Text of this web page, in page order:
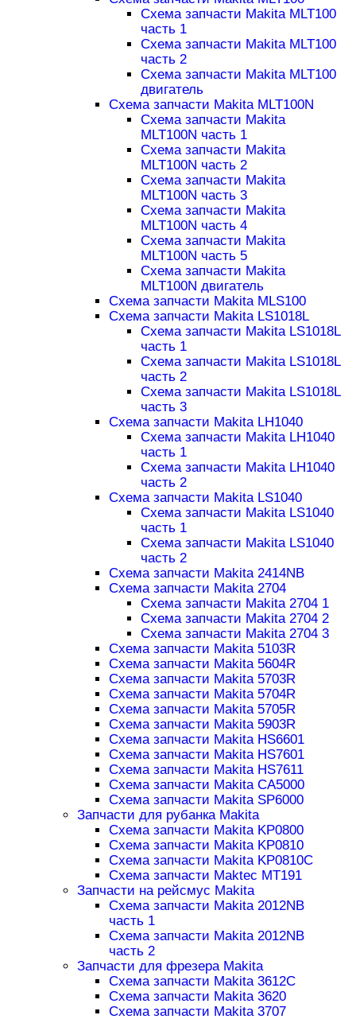
Схема запчасти Makita MLT100
часть 1
Схема запчасти Makita MLT100
часть 2
Схема запчасти Makita MLT100
двигатель
Схема запчасти Makita MLT100N
Схема запчасти Makita
MLT100N часть 1
Схема запчасти Makita
MLT100N часть 2
Схема запчасти Makita
MLT100N часть 3
Схема запчасти Makita
MLT100N часть 4
Схема запчасти Makita
MLT100N часть 5
Схема запчасти Makita
MLT100N двигатель
Схема запчасти Makita MLS100
Схема запчасти Makita LS1018L
Схема запчасти Makita LS1018L
часть 1
Схема запчасти Makita LS1018L
часть 2
Схема запчасти Makita LS1018L
часть 3
Схема запчасти Makita LH1040
Схема запчасти Makita LH1040
часть 1
Схема запчасти Makita LH1040
часть 2
Схема запчасти Makita LS1040
Схема запчасти Makita LS1040
часть 1
Схема запчасти Makita LS1040
часть 2
Схема запчасти Makita 2414NB
Схема запчасти Makita 2704
Схема запчасти Makita 2704 1
Схема запчасти Makita 2704 2
Схема запчасти Makita 2704 3
Схема запчасти Makita 5103R
Схема запчасти Makita 5604R
Схема запчасти Makita 5703R
Схема запчасти Makita 5704R
Схема запчасти Makita 5705R
Схема запчасти Makita 5903R
Схема запчасти Makita HS6601
Схема запчасти Makita HS7601
Схема запчасти Makita HS7611
Схема запчасти Makita CA5000
Схема запчасти Makita SP6000
Запчасти для рубанка Makita
Схема запчасти Makita KP0800
Схема запчасти Makita KP0810
Схема запчасти Makita KP0810C
Схема запчасти Maktec MT191
Запчасти на рейсмус Makita
Схема запчасти Makita 2012NB
часть 1
Схема запчасти Makita 2012NB
часть 2
Запчасти для фрезера Makita
Схема запчасти Makita 3612C
Схема запчасти Makita 3620
Схема запчасти Makita 3707